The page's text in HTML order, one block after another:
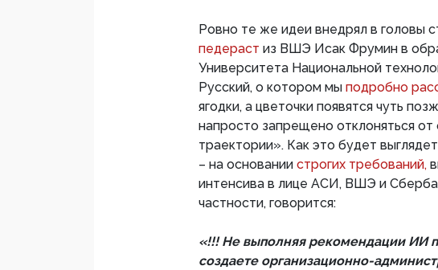
Ровно те же идеи внедрял в головы
педераст из ВШЭ Исак Фрумин в
Университета Национальной
Русский, о котором мы подробно
ягодки, а цветочки появятся чуть
напросто запрещено отклоняться
траектории». Как это будет
– на основании строгих требований,
интенсива в лице АСИ, ВШЭ и
частности, говорится:
«!!! Не выполняя рекомендации ИИ
создаете организационно-